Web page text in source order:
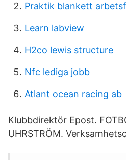
Praktik blankett
Learn labview
H2co lewis structure
Nfc lediga jobb
Atlant ocean racing ab
Klubbdirektör Epost.
UHRSTRÖM.